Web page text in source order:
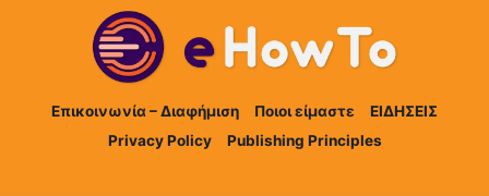
Επικοινωνία – Διαφήμιση Ποιοι είμαστε
ΕΙΔΗΣΕΙΣ
Privacy Policy
Publishing Principles